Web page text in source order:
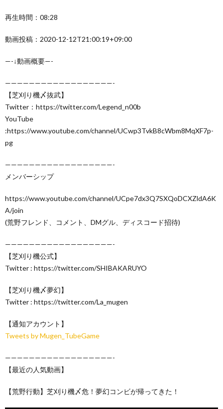
再生時間：08:28
動画投稿：2020-12-12T21:00:19+09:00
—-↓動画概要—-
——————————————————-
【芝刈り機〆抜武】
Twitter：https://twitter.com/Legend_n00b
YouTube
:https://www.youtube.com/channel/UCwp3TvkB8cWbm8MqXF7p-
pg
——————————————————-
メンバーシップ
https://www.youtube.com/channel/UCpe7dx3Q7SXQoDCXZldA6K
A/join
(荒野フレンド、コメント、DMグル、ディスコード招待)
——————————————————-
【芝刈り機公式】
Twitter : https://twitter.com/SHIBAKARUYO
【芝刈り機〆夢幻】
Twitter : https://twitter.com/La_mugen
【通知アカウント】
Tweets by Mugen_TubeGame
——————————————————-
【最近の人気動画】
【荒野行動】芝刈り機〆危！夢幻コンビが帰ってきた！